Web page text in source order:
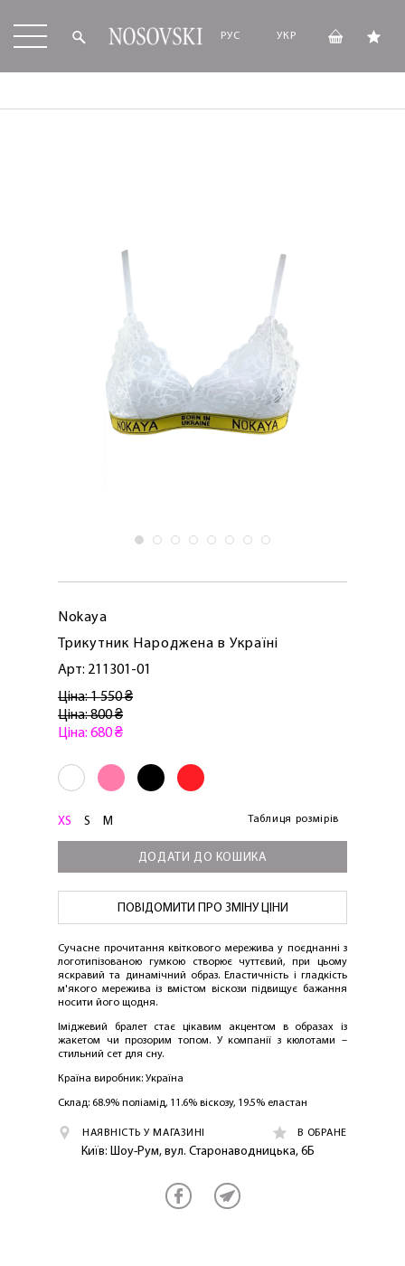
РУС УКР
Nokaya
Трикутник Народжена в Україні
Арт: 211301-01
Ціна: 1 550 ₴
Ціна: 800 ₴
Ціна: 680 ₴
XS S M Таблиця розмірів
ДОДАТИ ДО КОШИКА
ПОВІДОМИТИ ПРО ЗМІНУ ЦІНИ
Сучасне прочитання квіткового мережива у поєднанні з
логотипізованою гумкою створює чуттєвий, при цьому
яскравий та динамічний образ. Еластичність і гладкість
м'якого мережива із вмістом віскози підвищує бажання
носити його щодня.
Іміджевий бралет стає цікавим акцентом в образах із
жакетом чи прозорим топом. У компанії з кюлотами –
стильний сет для сну.
Країна виробник: Україна
Склад: 68.9% поліамід, 11.6% віскозу, 19.5% еластан
НАЯВНІСТЬ У МАГАЗИНІ В ОБРАНЕ
Київ: Шоу-Рум, вул. Старонаводницька, 6Б
ЛАСКАВО ПРОСИМО ДО
NOSOVSKI.COM! ПРИЙМІТЬ ВІД НАС
ПРИВІТНИЙ БОНУС - ЗНИЖКУ НА
ПЕРШЕ ПОКУПКУ